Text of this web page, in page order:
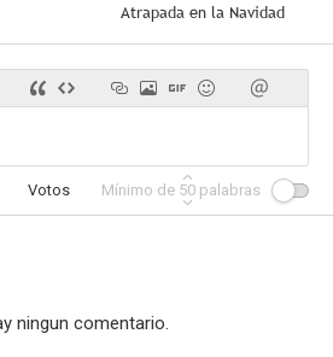
Atrapada en la Navidad
Votos Afinidad
Mínimo de 50 palabras
ningun comentario.